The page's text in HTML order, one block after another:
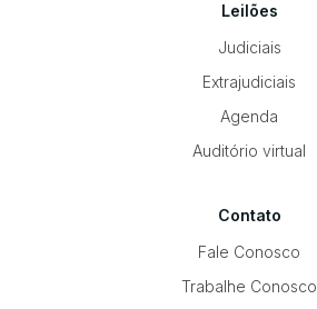
Leilões
Judiciais
Extrajudiciais
Agenda
Auditório virtual
Contato
Fale Conosco
Trabalhe Conosco